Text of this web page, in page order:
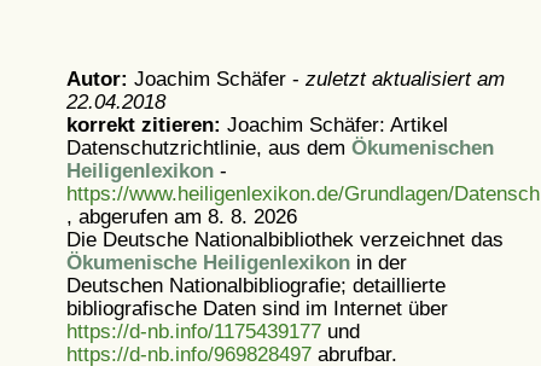
Autor: Joachim Schäfer - zuletzt aktualisiert am
22.04.2018
korrekt zitieren: Joachim Schäfer: Artikel
Datenschutzrichtlinie, aus dem Ökumenischen
Heiligenlexikon-
https://www.heiligenlexikon.de/Grundlagen/
, abgerufen am 8. 8. 2026
Die Deutsche Nationalbibliothek verzeichnet das
Ökumenische Heiligenlexikonin der
Deutschen Nationalbibliografie; detaillierte
bibliografische Daten sind im Internet über
https://d-nb.info/1175439177und
https://d-nb.info/969828497abrufbar.